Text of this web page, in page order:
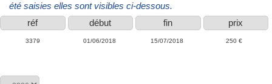
été saisies elles sont visibles ci-dessous.
réf
début fin prix
3379 01/06/2018 15/07/2018 250 €